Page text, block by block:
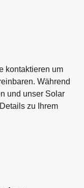
kontaktieren um
Während
und unser Solar
zu Ihrem